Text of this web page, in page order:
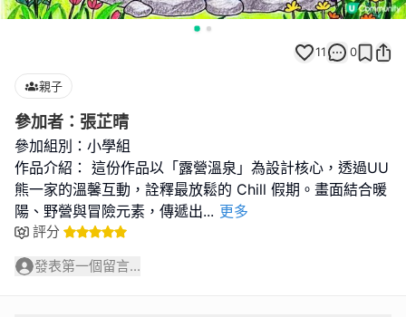
11 0
親子
參加者：張芷晴
參加組別：小學組
作品介紹： 這份作品以「露營溫泉」為設計核心，透過UU
熊一家的溫馨互動，詮釋最放鬆的 Chill 假期。畫面結合暖
陽、野營與冒險元素，傳遞出... 更多
評分
發表第一個留言...